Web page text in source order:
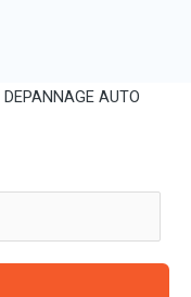
DEPANNAGE AUTO